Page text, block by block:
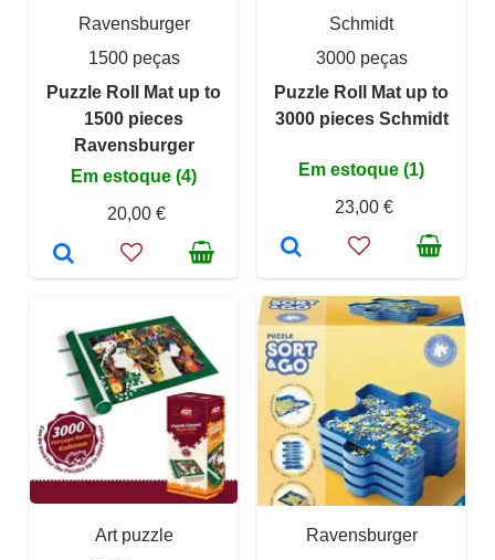
Ravensburger
1500 peças
Puzzle Roll Mat up to
1500 pieces
Ravensburger
Em estoque (4)
20,00 €
Schmidt
3000 peças
Puzzle Roll Mat up to
3000 pieces Schmidt
Em estoque (1)
23,00 €
Art puzzle
Ravensburger